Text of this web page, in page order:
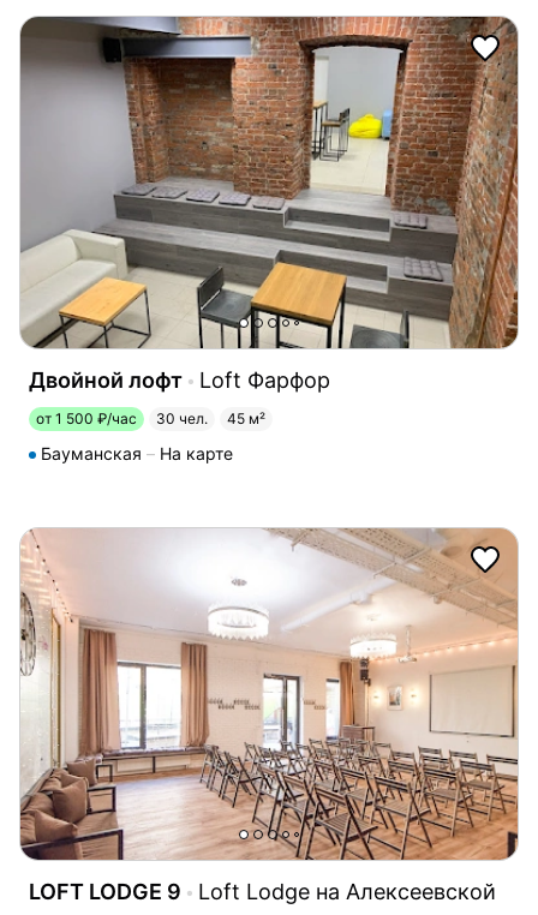
Двойной лофт Loft Фарфор
от 1 500 ₽/час 30 чел. 45 м²
Бауманская На карте
LOFT LODGE 9 Loft Lodge на Алексеевской